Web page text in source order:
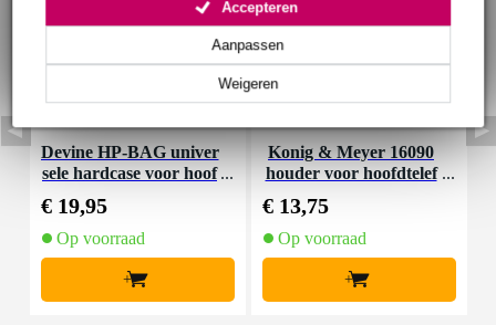
Weigeren
Aanpassen
Accepteren
Devine HP-BAG univer
sele hardcase voor hoof
€ 19,95
Op voorraad
+
Konig & Meyer 16090
houder voor hoofdtelef
€ 13,75
Op voorraad
+